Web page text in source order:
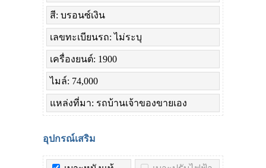
สี: บรอนซ์เงิน
เลขทะเบียนรถ: ไม่ระบุ
เครื่องยนต์: 1900
ไมล์: 74,000
แหล่งที่มา: รถบ้านเจ้าของขายเอง
อุปกรณ์เสริม